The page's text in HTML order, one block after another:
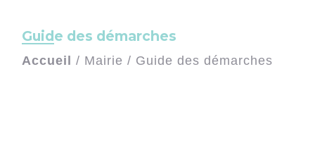
Guide des démarches
Accueil / Mairie / Guide des démarches